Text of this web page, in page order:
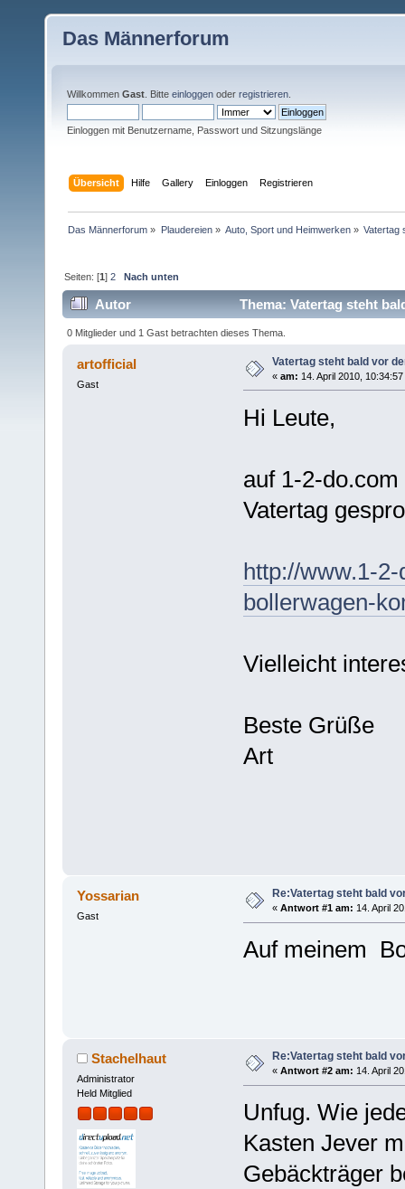
Das Männerforum
Willkommen Gast . Bitte einloggen oder registrieren
Einloggen mit Benutzername, Passwort und Sitzungslänge
Übersicht Hilfe Gallery Einloggen Registrieren
Das Männerforum » Plaudereien» Auto, Sport und Heimwerken» Vatertag
Seiten: [1]2 Nach unten
Autor Thema: Vatertag steht
0 Mitglieder und 1 Gast betrachten dieses Thema.
artofficial
Gast
Vatertag steht bald vor
« am: 14. April 2010, 10:34:57
Hi Leute,
auf 1-2-
Vatertag
http://www.1-
bollerwagen-
Vielleicht
Beste Grüße
Art
Yossarian
Gast
Re:Vatertag steht bald
« Antwort #1 am: 14. April
Auf meinem
Stachelhaut
Administrator
Held Mitglied
Re:Vatertag steht bald
« Antwort #2 am: 14. April
Unfug. Wie
Kasten Jever
Gebäckträger